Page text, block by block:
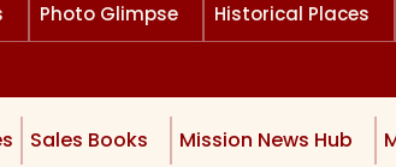
Photo Glimpse Historical Places
Sales Books Mission News Hub